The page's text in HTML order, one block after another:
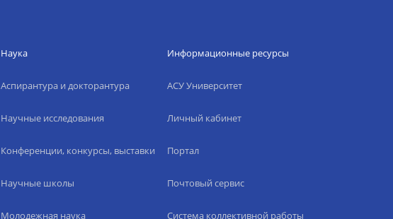
Наука
Аспирантура и докторантура
Научные исследования
Конференции, конкурсы, выставки
Научные школы
Молодежная наука
Информационные ресурсы
АСУ Университет
Личный кабинет
Портал
Почтовый сервис
Система коллективной работы